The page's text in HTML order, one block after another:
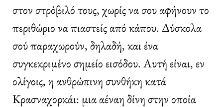
στον στρόβιλό τους, χωρίς να σου αφήνουν το
περιθώριο να πιαστείς από κάπου. Δύσκολα
σού παραχωρούν, δηλαδή, και ένα
συγκεκριμένο σημείο εισόδου. Αυτή είναι, εν
ολίγοις, η ανθρώπινη συνθήκη κατά
Κρασναχορκάι: μια αέναη δίνη στην οποία